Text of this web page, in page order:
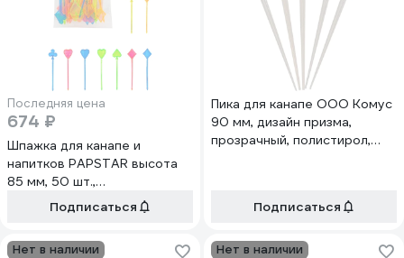
Последняя цена
674 ₽
Шпажка для канапе и
напитков PAPSTAR высота
85 мм, 50 шт.,
разноцветные, пластик 1/1
PS-16672n
Подписаться
Пика для канапе ООО Комус
90 мм, дизайн призма,
прозрачный, полистирол,
Подписаться
Нет в наличии Нет в наличии